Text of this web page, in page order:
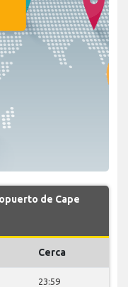
de Cape
Cerca
23:59